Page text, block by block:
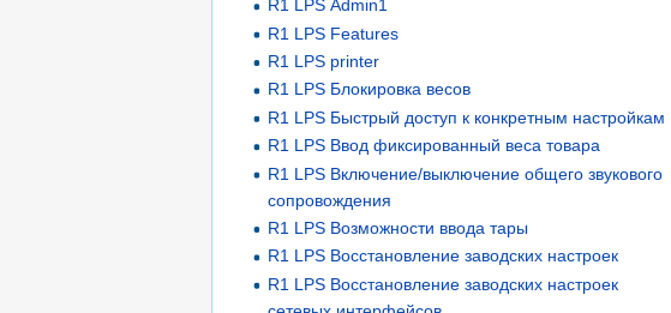
R1 LPS Admin1
R1 LPS Features
R1 LPS printer
R1 LPS Блокировка весов
R1 LPS Быстрый доступ к конкретным настройкам
R1 LPS Ввод фиксированный веса товара
R1 LPS Включение/выключение общего звукового
сопровождения
R1 LPS Возможности ввода тары
R1 LPS Восстановление заводских настроек
R1 LPS Восстановление заводских настроек